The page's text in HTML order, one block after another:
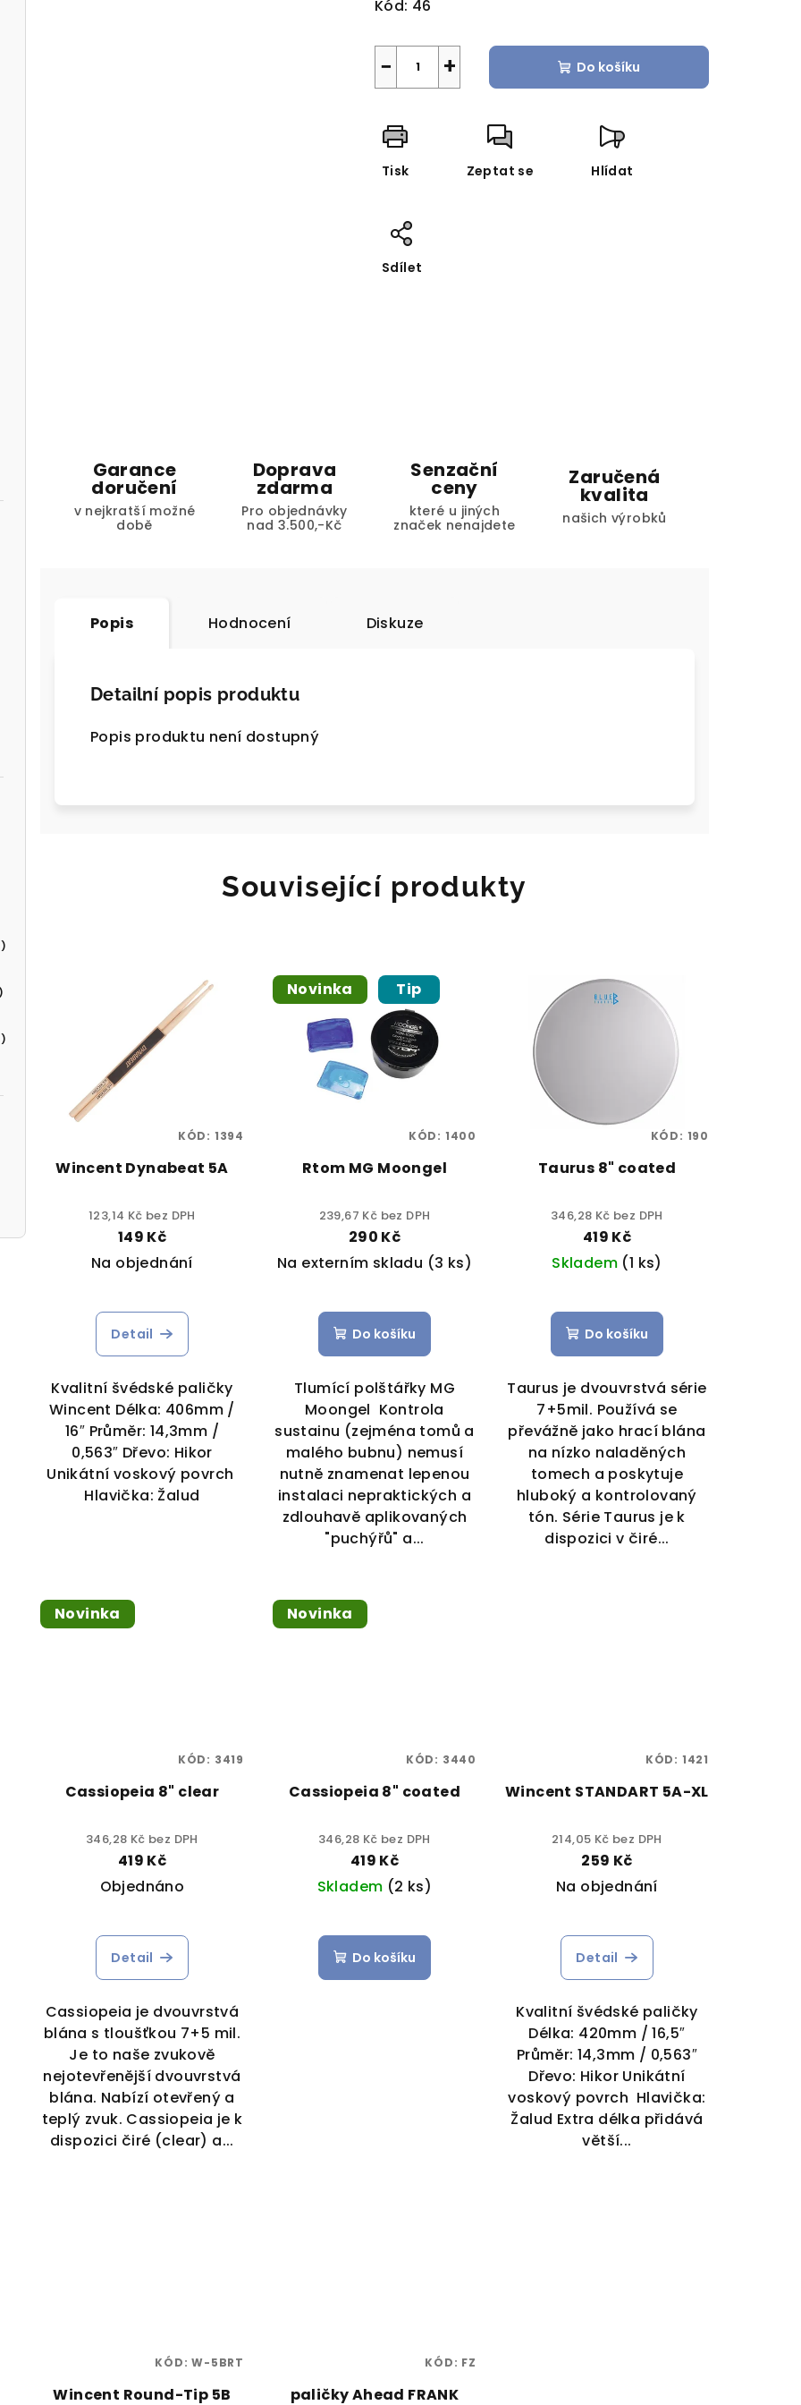
Kód: 46
+
− Do košíku
Tisk Zeptat se Hlídat
Sdílet
Garance
doručení
v nejkratší možné
době
Doprava
zdarma
Pro objednávky
nad 3.500,-Kč
Senzační
ceny
které u jiných
značek nenajdete
Zaručená
kvalita
našich výrobků
Popis Hodnocení Diskuze
Detailní popis produktu
Popis produktu není dostupný
Související produkty
Wincent Dynabeat 5A
123,14 Kč bez DPH
149 Kč
Na objednání
Detail
Kvalitní švédské paličky
Wincent Délka: 406mm /
16″ Průměr: 14,3mm /
0,563″ Dřevo: Hikor
Unikátní voskový povrch
Hlavička: Žalud
KÓD: 1394
Novinka Tip
Rtom MG Moongel
239,67 Kč bez DPH
290 Kč
Na externím skladu (3 ks)
Do košíku
Tlumící polštářky MG
Moongel Kontrola
sustainu (zejména tomů a
malého bubnu) nemusí
nutně znamenat lepenou
instalaci nepraktických a
zdlouhavě aplikovaných
"puchýřů" a...
KÓD: 1400
Taurus 8" coated
346,28 Kč bez DPH
419 Kč
Skladem (1 ks)
Do košíku
Taurus je dvouvrstvá série
7+5mil. Používá se
převážně jako hrací blána
na nízko naladěných
tomech a poskytuje
hluboký a kontrolovaný
tón. Série Taurus je k
dispozici v čiré...
KÓD: 190
Novinka
Cassiopeia 8" clear
346,28 Kč bez DPH
419 Kč
Objednáno
Detail
Cassiopeia je dvouvrstvá
blána s tloušťkou 7+5 mil.
Je to naše zvukově
nejotevřenější dvouvrstvá
blána. Nabízí otevřený a
teplý zvuk. Cassiopeia je k
dispozici čiré (clear) a...
KÓD: 3419
Novinka
Cassiopeia 8" coated
346,28 Kč bez DPH
419 Kč
Skladem (2 ks)
Do košíku
KÓD: 3440
Wincent STANDART 5A-XL
214,05 Kč bez DPH
259 Kč
Na objednání
Detail
Kvalitní švédské paličky
Délka: 420mm / 16,5″
Průměr: 14,3mm / 0,563″
Dřevo: Hikor Unikátní
voskový povrch Hlavička:
Žalud Extra délka přidává
větší...
KÓD: 1421
Wincent Round-Tip 5B
KÓD:W-5BRT
paličky Ahead FRANK
KÓD: FZ